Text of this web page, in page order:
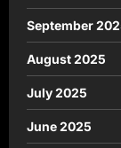
September
August 2025
July 2025
June 2025